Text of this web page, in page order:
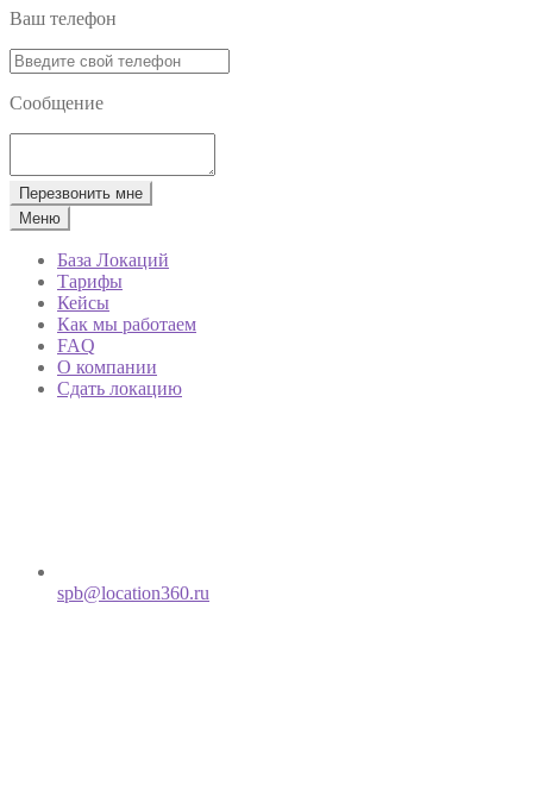
Ваш телефон
Сообщение
Перезвонить мне
Меню
База Локаций
Тарифы
Кейсы
Как мы работаем
FAQ
О компании
Сдать локацию
spb@location360.ru